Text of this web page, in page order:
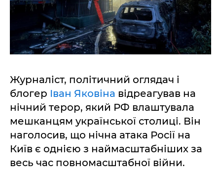
Журналіст, політичний оглядач і
блогер Іван Яковіна відреагував на
нічний терор, який РФ влаштувала
мешканцям української столиці. Він
наголосив, що нічна атака Росії на
Київ є однією з наймасштабніших за
весь час повномасштабної війни.